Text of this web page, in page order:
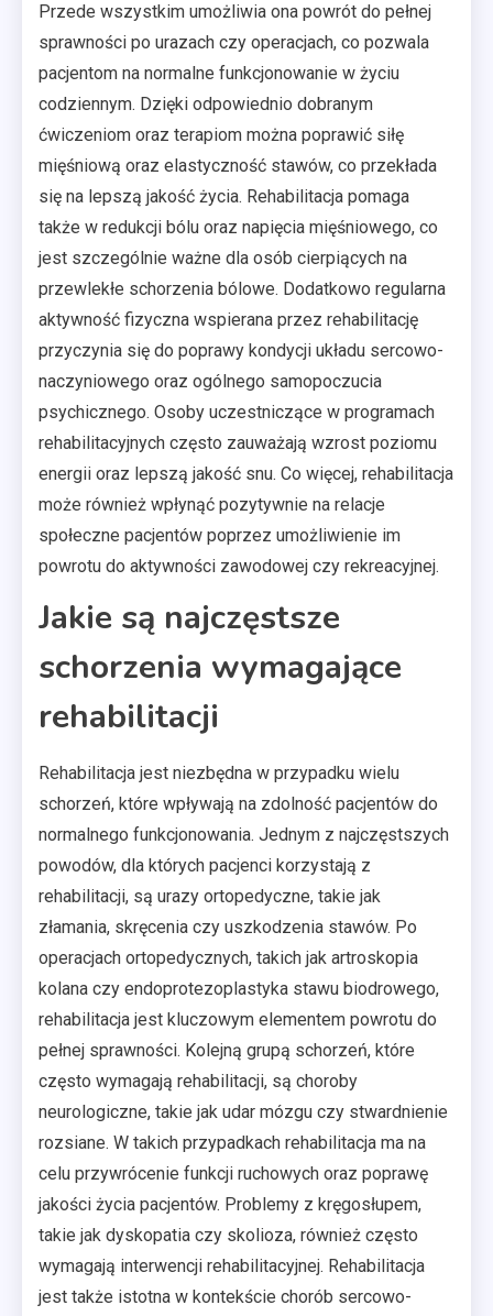
Przede wszystkim umożliwia ona powrót do pełnej
sprawności po urazach czy operacjach, co pozwala
pacjentom na normalne funkcjonowanie w życiu
codziennym. Dzięki odpowiednio dobranym
ćwiczeniom oraz terapiom można poprawić siłę
mięśniową oraz elastyczność stawów, co przekłada
się na lepszą jakość życia. Rehabilitacja pomaga
także w redukcji bólu oraz napięcia mięśniowego, co
jest szczególnie ważne dla osób cierpiących na
przewlekłe schorzenia bólowe. Dodatkowo regularna
aktywność fizyczna wspierana przez rehabilitację
przyczynia się do poprawy kondycji układu sercowo-
naczyniowego oraz ogólnego samopoczucia
psychicznego. Osoby uczestniczące w programach
rehabilitacyjnych często zauważają wzrost poziomu
energii oraz lepszą jakość snu. Co więcej, rehabilitacja
może również wpłynąć pozytywnie na relacje
społeczne pacjentów poprzez umożliwienie im
powrotu do aktywności zawodowej czy rekreacyjnej.
Jakie są najczęstsze
schorzenia wymagające
rehabilitacji
Rehabilitacja jest niezbędna w przypadku wielu
schorzeń, które wpływają na zdolność pacjentów do
normalnego funkcjonowania. Jednym z najczęstszych
powodów, dla których pacjenci korzystają z
rehabilitacji, są urazy ortopedyczne, takie jak
złamania, skręcenia czy uszkodzenia stawów. Po
operacjach ortopedycznych, takich jak artroskopia
kolana czy endoprotezoplastyka stawu biodrowego,
rehabilitacja jest kluczowym elementem powrotu do
pełnej sprawności. Kolejną grupą schorzeń, które
często wymagają rehabilitacji, są choroby
neurologiczne, takie jak udar mózgu czy stwardnienie
rozsiane. W takich przypadkach rehabilitacja ma na
celu przywrócenie funkcji ruchowych oraz poprawę
jakości życia pacjentów. Problemy z kręgosłupem,
takie jak dyskopatia czy skolioza, również często
wymagają interwencji rehabilitacyjnej. Rehabilitacja
jest także istotna w kontekście chorób sercowo-